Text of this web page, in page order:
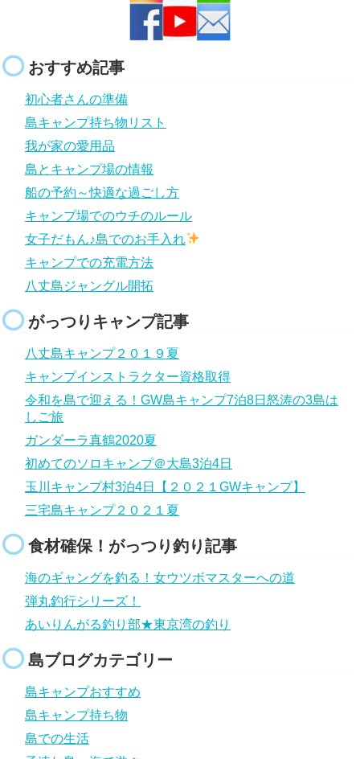
おすすめ記事
初心者さんの準備
島キャンプ持ち物リスト
我が家の愛用品
島とキャンプ場の情報
船の予約～快適な過ごし方
キャンプ場でのウチのルール
女子だもん♪島でのお手入れ
キャンプでの充電方法
八丈島ジャングル開拓
がっつりキャンプ記事
八丈島キャンプ２０１９夏
キャンプインストラクター資格取得
令和を島で迎える！GW島キャンプ7泊8日怒涛の3島は
しご旅
ガンダーラ真鶴2020夏
初めてのソロキャンプ＠大島3泊4日
玉川キャンプ村3泊4日【２０２１GWキャンプ】
三宅島キャンプ２０２１夏
食材確保！がっつり釣り記事
海のギャングを釣る！女ウツボマスターへの道
弾丸釣行シリーズ！
あいりんがる釣り部★東京湾の釣り
島ブログカテゴリー
島キャンプおすすめ
島キャンプ持ち物
島での生活